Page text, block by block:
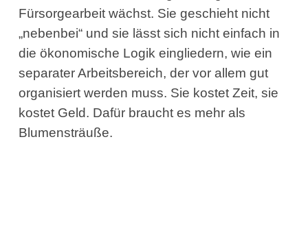
Fürsorgearbeit wächst. Sie geschieht nicht
„nebenbei“ und sie lässt sich nicht einfach in
die ökonomische Logik eingliedern, wie ein
separater Arbeitsbereich, der vor allem gut
organisiert werden muss. Sie kostet Zeit, sie
kostet Geld. Dafür braucht es mehr als
Blumensträuße.